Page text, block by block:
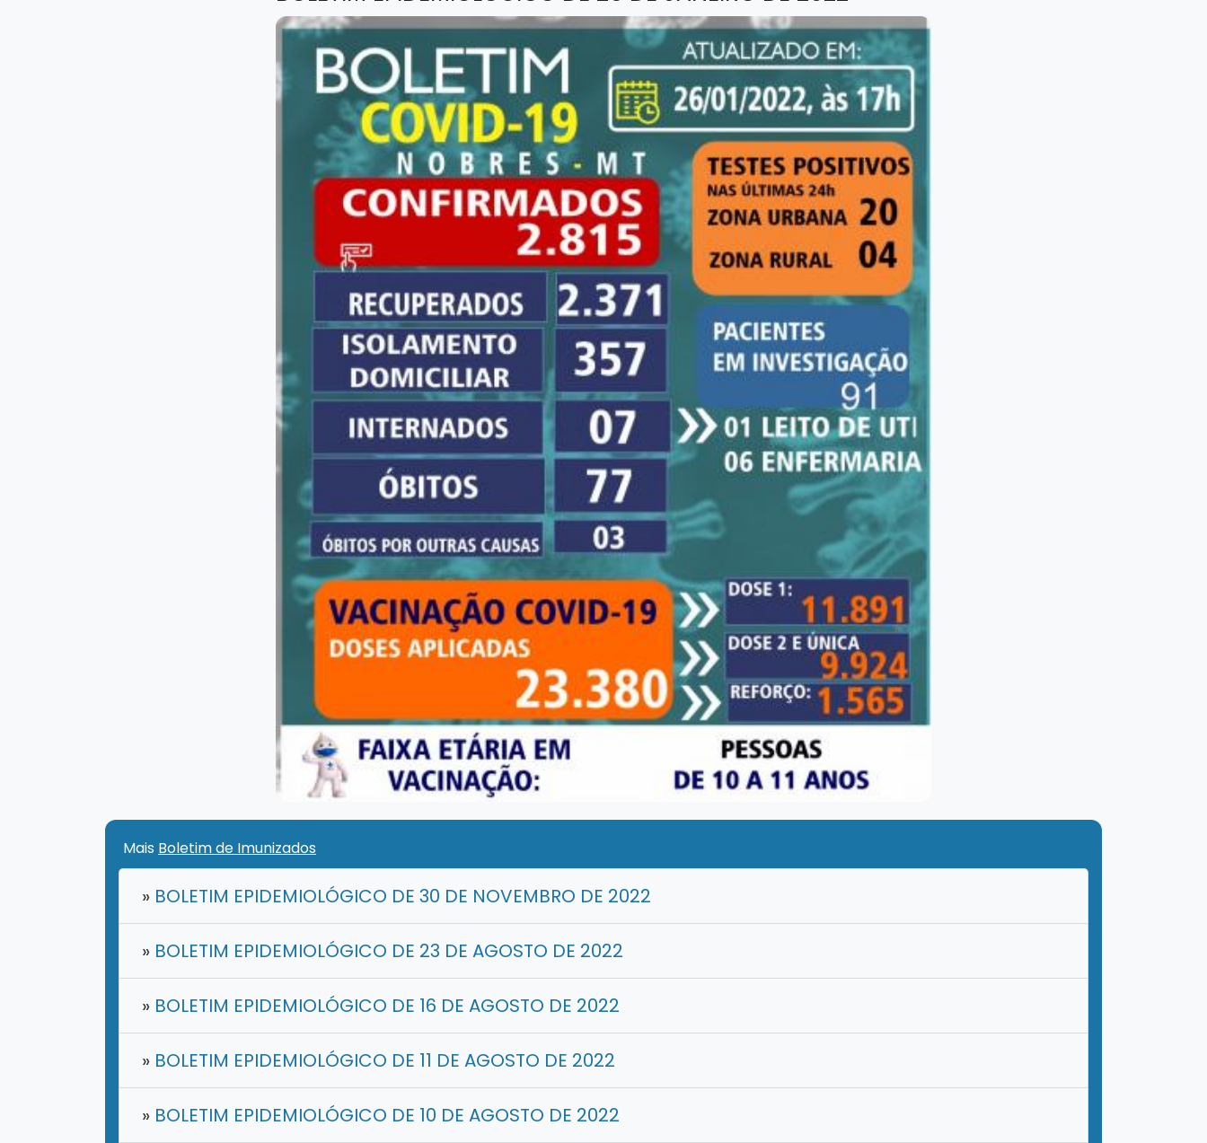
Mais Boletim de Imunizados
» BOLETIM EPIDEMIOLÓGICO DE 30 DE NOVEMBRO DE 2022
» BOLETIM EPIDEMIOLÓGICO DE 23 DE AGOSTO DE 2022
» BOLETIM EPIDEMIOLÓGICO DE 16 DE AGOSTO DE 2022
» BOLETIM EPIDEMIOLÓGICO DE 11 DE AGOSTO DE 2022
» BOLETIM EPIDEMIOLÓGICO DE 10 DE AGOSTO DE 2022